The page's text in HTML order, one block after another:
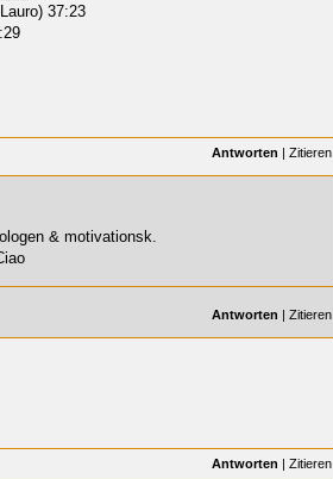
37:23
Antworten | Zitieren
& motivationsk.
Antworten | Zitieren
Antworten | Zitieren